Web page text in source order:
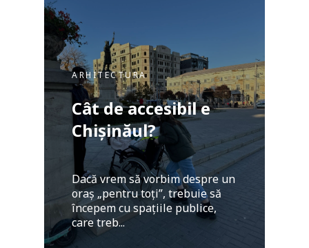
ARHITECTURA
Cât de accesibil e
Chișinăul?
Dacă vrem să vorbim despre un
oraș „pentru toți”, trebuie să
începem cu spațiile publice,
care treb...